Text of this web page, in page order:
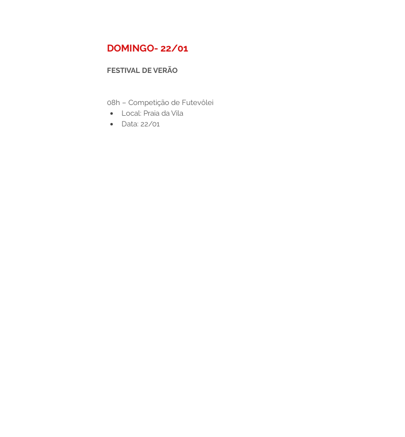
DOMINGO- 22/01
FESTIVAL DE VERÃO
08h – Competição de Futevôlei
Local: Praia da Vila
Data: 22/01